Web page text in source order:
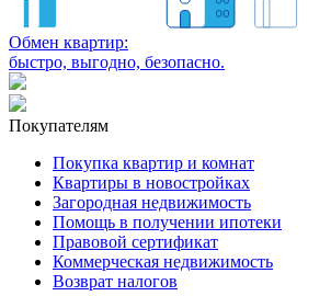
Обмен квартир:
быстро, выгодно, безопасно.
Покупателям
Покупка квартир и комнат
Квартиры в новостройках
Загородная недвижимость
Помощь в получении ипотеки
Правовой сертификат
Коммерческая недвижимость
Возврат налогов